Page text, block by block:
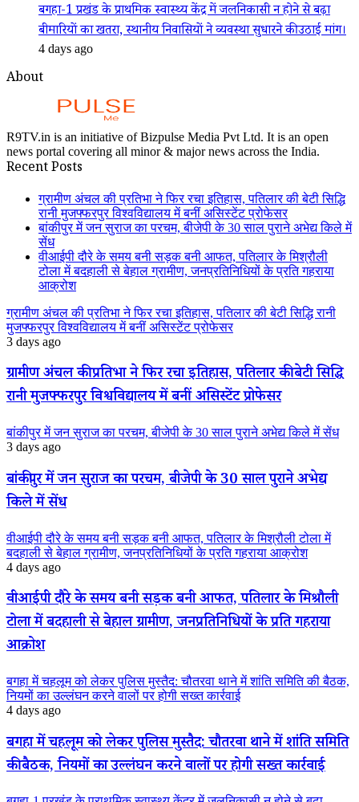
बगहा-1 प्रखंड के प्राथमिक स्वास्थ्य केंद्र में जलनिकासी न होने से बढ़ा
बीमारियों का खतरा, स्थानीय निवासियों ने व्यवस्था सुधारने की उठाई मांग।
4 days ago
About
R9TV.in is an initiative of Bizpulse Media Pvt Ltd. It is an open
news portal covering all minor & major news across the India.
Recent Posts
ग्रामीण अंचल की प्रतिभा ने फिर रचा इतिहास, पतिलार की बेटी सिद्धि
रानी मुजफ्फरपुर विश्वविद्यालय में बनीं असिस्टेंट प्रोफेसर
बांकीपुर में जन सुराज का परचम, बीजेपी के 30 साल पुराने अभेद्य किले में
सेंध
वीआईपी दौरे के समय बनी सड़क बनी आफत, पतिलार के मिश्रौली
टोला में बदहाली से बेहाल ग्रामीण, जनप्रतिनिधियों के प्रति गहराया
आक्रोश
ग्रामीण अंचल की प्रतिभा ने फिर रचा इतिहास, पतिलार की बेटी सिद्धि रानी
मुजफ्फरपुर विश्वविद्यालय में बनीं असिस्टेंट प्रोफेसर
3 days ago
ग्रामीण अंचल की प्रतिभा ने फिर रचा इतिहास, पतिलार की बेटी सिद्धि
रानी मुजफ्फरपुर विश्वविद्यालय में बनीं असिस्टेंट प्रोफेसर
बांकीपुर में जन सुराज का परचम, बीजेपी के 30 साल पुराने अभेद्य किले में सेंध
3 days ago
बांकीपुर में जन सुराज का परचम, बीजेपी के 30 साल पुराने अभेद्य
किले में सेंध
वीआईपी दौरे के समय बनी सड़क बनी आफत, पतिलार के मिश्रौली टोला में
बदहाली से बेहाल ग्रामीण, जनप्रतिनिधियों के प्रति गहराया आक्रोश
4 days ago
वीआईपी दौरे के समय बनी सड़क बनी आफत, पतिलार के मिश्रौली
टोला में बदहाली से बेहाल ग्रामीण, जनप्रतिनिधियों के प्रति गहराया
आक्रोश
बगहा में चहलूम को लेकर पुलिस मुस्तैद: चौतरवा थाने में शांति समिति की बैठक,
नियमों का उल्लंघन करने वालों पर होगी सख्त कार्रवाई
4 days ago
बगहा में चहलूम को लेकर पुलिस मुस्तैद: चौतरवा थाने में शांति समिति
की बैठक, नियमों का उल्लंघन करने वालों पर होगी सख्त कार्रवाई